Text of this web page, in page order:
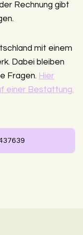
Rechnung gibt
mit einem
Dabei bleiben
Fragen. Hier
einer Bestattung.